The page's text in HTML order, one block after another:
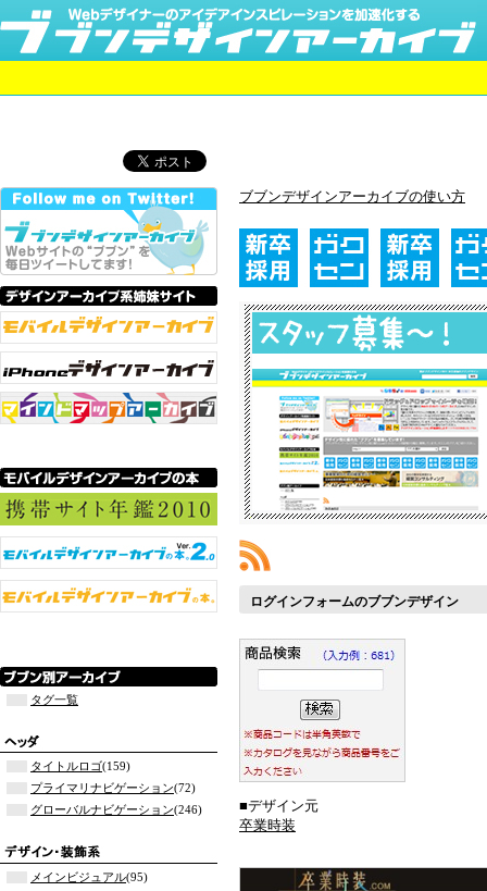
タグ一覧
タイトルロゴ(159)
プライマリナビゲーション(72)
グローバルナビゲーション(246)
メインビジュアル(95)
ブブンデザインアーカイブの使い方
ログインフォームのブブンデザイン
■デザイン元
卒業時装